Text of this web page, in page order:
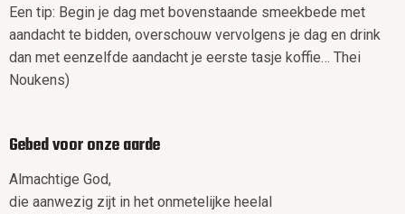
Een tip: Begin je dag met bovenstaande smeekbede met
aandacht te bidden, overschouw vervolgens je dag en drink
dan met eenzelfde aandacht je eerste tasje koffie… Thei
Noukens)
Gebed voor onze aarde
Almachtige God,
die aanwezig zijt in het onmetelijke heelal